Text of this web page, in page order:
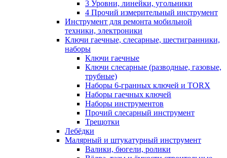
3 Уровни, линейки, угольники
4 Прочий измерительный инструмент
Инструмент для ремонта мобильной
техники, электроники
Ключи гаечные, слесарные, шестигранники,
наборы
Ключи гаечные
Ключи слесарные (разводные, газовые,
трубные)
Наборы 6-гранных ключей и TORX
Наборы гаечных ключей
Наборы инструментов
Прочий слесарный инструмент
Трещотки
Лебёдки
Малярный и штукатурный инструмент
Валики, бюгели, ролики